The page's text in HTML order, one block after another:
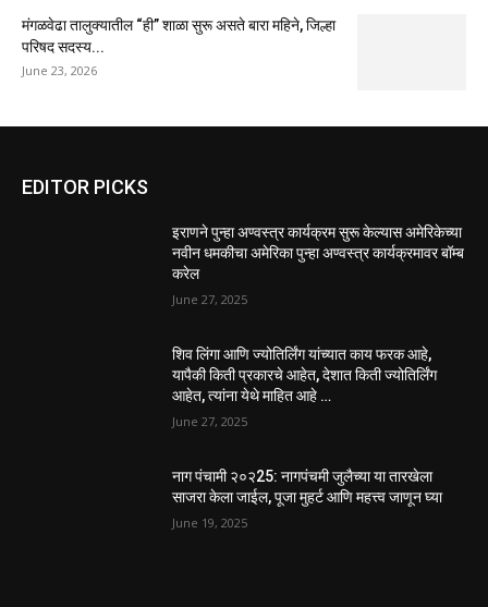
मंगळवेढा तालुक्यातील “ही” शाळा सुरू असते बारा महिने, जिल्हा
परिषद सदस्य...
June 23, 2026
EDITOR PICKS
इराणने पुन्हा अण्वस्त्र कार्यक्रम सुरू केल्यास अमेरिकेच्या
नवीन धमकीचा अमेरिका पुन्हा अण्वस्त्र कार्यक्रमावर बॉम्ब
करेल
June 27, 2025
शिव लिंगा आणि ज्योतिर्लिंग यांच्यात काय फरक आहे,
यापैकी किती प्रकारचे आहेत, देशात किती ज्योतिर्लिंग
आहेत, त्यांना येथे माहित आहे …
June 27, 2025
नाग पंचामी २०२25: नागपंचमी जुलैच्या या तारखेला
साजरा केला जाईल, पूजा मुहर्ट आणि महत्त्व जाणून घ्या
June 19, 2025